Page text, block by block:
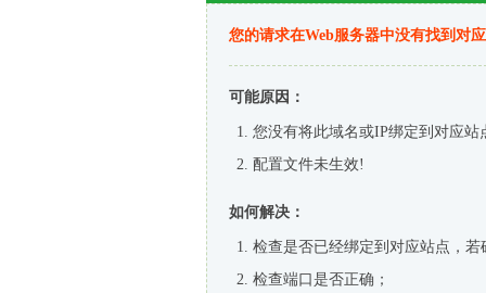
您的请求在Web服务器中没有找到对
可能原因：
您没有将此域名或IP绑定到对应站
配置文件未生效!
如何解决：
检查是否已经绑定到对应站点，
检查端口是否正确；